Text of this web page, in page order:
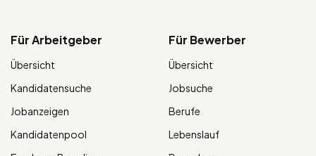
Für Arbeitgeber
Übersicht
Kandidatensuche
Jobanzeigen
Kandidatenpool
Für Bewerber
Übersicht
Jobsuche
Berufe
Lebenslauf